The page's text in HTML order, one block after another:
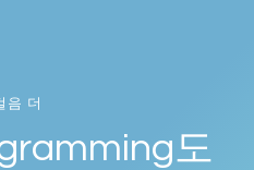
음 더
도